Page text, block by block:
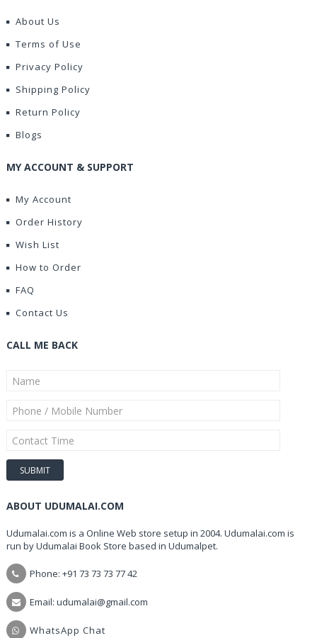
About Us
Terms of Use
Privacy Policy
Shipping Policy
Return Policy
Blogs
MY ACCOUNT & SUPPORT
My Account
Order History
Wish List
How to Order
FAQ
Contact Us
CALL ME BACK
ABOUT UDUMALAI.COM
Udumalai.com is a Online Web store setup in 2004. Udumalai.com is
run by Udumalai Book Store based in Udumalpet.
Phone: +91 73 73 73 77 42
Email: udumalai@gmail.com
WhatsApp Chat